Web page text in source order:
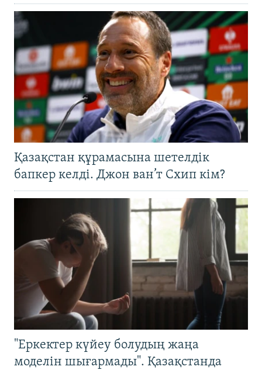
Қазақстан құрамасына шетелдік
бапкер келді. Джон ван’т Схип кім?
"Еркектер күйеу болудың жаңа
моделін шығармады". Қазақстанда